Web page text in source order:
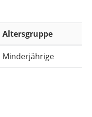
Altersgruppe
Minderjährige